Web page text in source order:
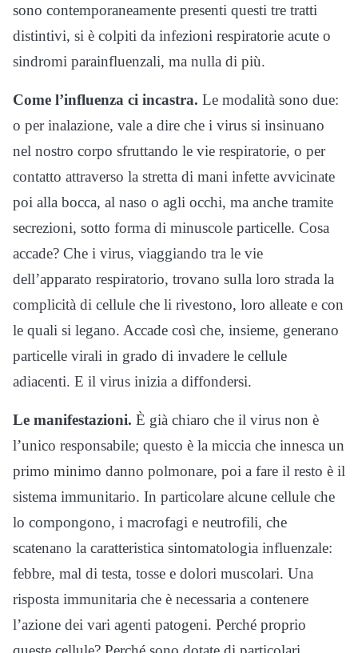
sono contemporaneamente presenti questi tre tratti
distintivi, si è colpiti da infezioni respiratorie acute o
sindromi parainfluenzali, ma nulla di più.
Come l’influenza ci incastra. Le modalità sono due:
o per inalazione, vale a dire che i virus si insinuano
nel nostro corpo sfruttando le vie respiratorie, o per
contatto attraverso la stretta di mani infette avvicinate
poi alla bocca, al naso o agli occhi, ma anche tramite
secrezioni, sotto forma di minuscole particelle. Cosa
accade? Che i virus, viaggiando tra le vie
dell’apparato respiratorio, trovano sulla loro strada la
complicità di cellule che li rivestono, loro alleate e con
le quali si legano. Accade così che, insieme, generano
particelle virali in grado di invadere le cellule
adiacenti. E il virus inizia a diffondersi.
Le manifestazioni. È già chiaro che il virus non è
l’unico responsabile; questo è la miccia che innesca un
primo minimo danno polmonare, poi a fare il resto è il
sistema immunitario. In particolare alcune cellule che
lo compongono, i macrofagi e neutrofili, che
scatenano la caratteristica sintomatologia influenzale:
febbre, mal di testa, tosse e dolori muscolari. Una
risposta immunitaria che è necessaria a contenere
l’azione dei vari agenti patogeni. Perché proprio